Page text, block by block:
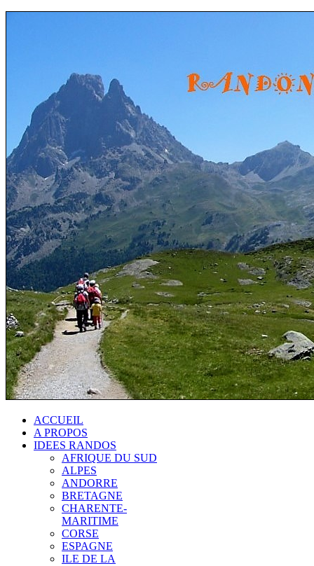
ACCUEIL
A PROPOS
IDEES RANDOS
AFRIQUE DU SUD
ALPES
ANDORRE
BRETAGNE
CHARENTE-
MARITIME
CORSE
ESPAGNE
ILE DE LA